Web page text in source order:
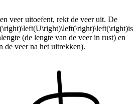
veer uitoefent, rekt de veer uit. De
is
(de lengte van de veer in rust) en
de veer na het uitrekken).